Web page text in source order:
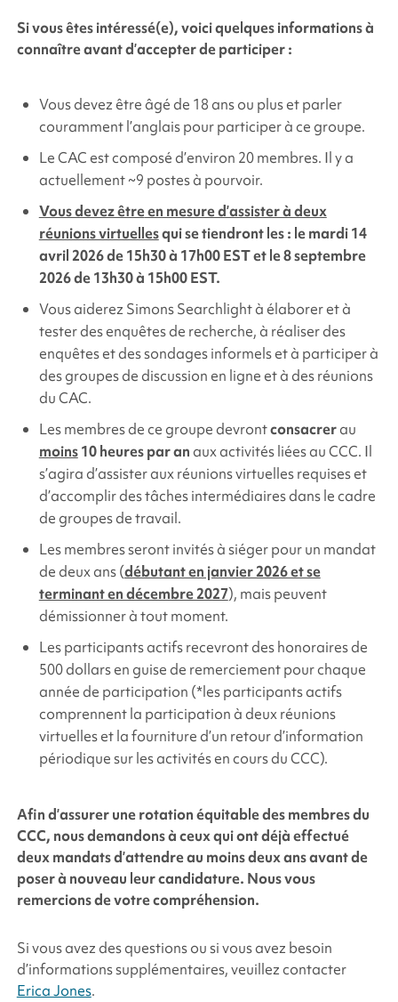
Si vous êtes intéressé(e), voici quelques informations à
connaître avant d’accepter de participer :
Vous devez être âgé de 18 ans ou plus et parler
couramment l’anglais pour participer à ce groupe.
Le CAC est composé d’environ 20 membres. Il y a
actuellement ~9 postes à pourvoir.
Vous devez êtreen mesure d’assister à deux
réunions virtuellesqui se tiendront les : le mardi 14
avril 2026 de 15h30 à 17h00 EST et le 8 septembre
2026 de 13h30 à 15h00 EST.
Vous aiderez Simons Searchlightà élaborer et à
tester des enquêtes de recherche, à réaliser des
enquêtes et des sondages informels et à participer à
des groupes de discussion en ligne et à des réunions
du CAC.
Les membres de ce groupe devrontconsacrerau
moins10 heures par an aux activités liées au CCC. Il
s’agira d’assister aux réunions virtuelles requises et
d’accomplir des tâches intermédiaires dans le cadre
de groupes de travail.
Les membres seront invités à siéger pour un mandat
de deux ans (débutant en janvier 2026 et se
terminant en décembre 2027), mais peuvent
démissionner à tout moment.
Les participants actifs recevront des honoraires de
500 dollars en guise de remerciement pour chaque
année de participation (*les participants actifs
comprennent la participation à deux réunions
virtuelles et la fourniture d’un retour d’information
périodique sur les activités en cours du CCC).
Afin d’assurer une rotation équitable des membres du
CCC, nous demandons à ceux qui ont déjà effectué
deux mandats d’attendre au moins deux ans avant de
poser à nouveau leur candidature. Nous vous
remercions de votre compréhension.
Si vous avez des questions ou si vous avez besoin
d’informations supplémentaires, veuillez contacter
Erica Jones.